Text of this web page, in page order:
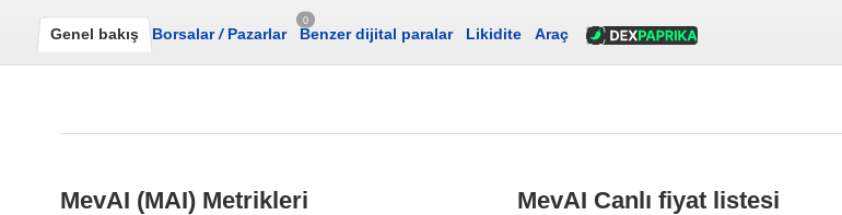
Genel bakış Borsalar/Pazarlar
0
Benzer dijital paralar Likidite Araç
MevAI (MAI) Metrikleri MevAI Canlı fiyat listesi